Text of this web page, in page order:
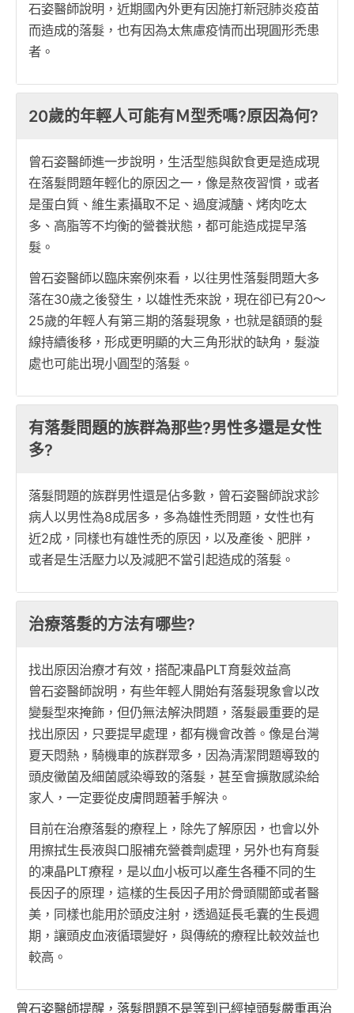
石姿醫師說明，近期國內外更有因施打新冠肺炎疫苗
而造成的落髮，也有因為太焦慮疫情而出現圓形禿患
者。
20歲的年輕人可能有Ｍ型禿嗎?原因為何?
曾石姿醫師進一步說明，生活型態與飲食更是造成現
在落髮問題年輕化的原因之一，像是熬夜習慣，或者
是蛋白質、維生素攝取不足、過度減醣、烤肉吃太
多、高脂等不均衡的營養狀態，都可能造成提早落
髮。
曾石姿醫師以臨床案例來看，以往男性落髮問題大多
落在30歲之後發生，以雄性禿來說，現在卻已有20～
25歲的年輕人有第三期的落髮現象，也就是額頭的髮
線持續後移，形成更明顯的大三角形狀的缺角，髮漩
處也可能出現小圓型的落髮。
有落髮問題的族群為那些?男性多還是女性
多?
落髮問題的族群男性還是佔多數，曾石姿醫師說求診
病人以男性為8成居多，多為雄性禿問題，女性也有
近2成，同樣也有雄性禿的原因，以及產後、肥胖，
或者是生活壓力以及減肥不當引起造成的落髮。
治療落髮的方法有哪些?
找出原因治療才有效，搭配凍晶PLT育髮效益高
曾石姿醫師說明，有些年輕人開始有落髮現象會以改
變髮型來掩飾，但仍無法解決問題，落髮最重要的是
找出原因，只要提早處理，都有機會改善。像是台灣
夏天悶熱，騎機車的族群眾多，因為清潔問題導致的
頭皮黴菌及細菌感染導致的落髮，甚至會擴散感染給
家人，一定要從皮膚問題著手解決。
目前在治療落髮的療程上，除先了解原因，也會以外
用擦拭生長液與口服補充營養劑處理，另外也有育髮
的凍晶PLT療程，是以血小板可以產生各種不同的生
長因子的原理，這樣的生長因子用於骨頭關節或者醫
美，同樣也能用於頭皮注射，透過延長毛囊的生長週
期，讓頭皮血液循環變好，與傳統的療程比較效益也
較高。
曾石姿醫師提醒，落髮問題不是等到已經掉頭髮嚴重再治